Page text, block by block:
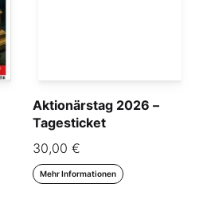
Aktionärstag 2026 –
Tagesticket
30,00 €
Mehr Informationen